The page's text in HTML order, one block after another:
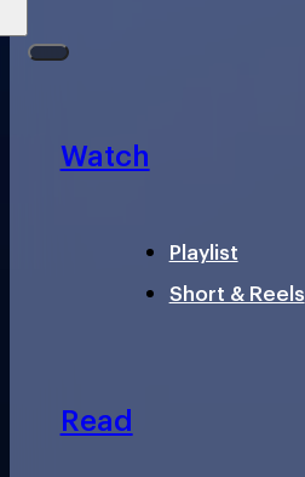
Watch
Playlist
Short & Reels
Read